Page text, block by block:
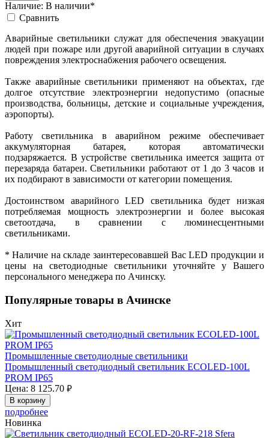
Наличие: В наличии*
Cравнить
Аварийные светильники служат для обеспечения эвакуации
людей при пожаре или другой аварийной ситуации в случаях
повреждения электроснабжения рабочего освещения.
Также аварийные светильники применяют на объектах, где
долгое отсутствие электроэнергии недопустимо (опасные
производства, больницы, детские и социальные учреждения,
аэропорты).
Работу светильника в аварийном режиме обеспечивает
аккумуляторная батарея, которая автоматически
подзаряжается. В устройстве светильника имеется защита от
перезаряда батареи. Светильники работают от 1 до 3 часов и
их подбирают в зависимости от категории помещения.
Достоинством аварийного LED светильника будет низкая
потребляемая мощность электроэнергии и более высокая
светоотдача, в сравнении с люминесцентными
светильниками.
* Наличие на складе заинтересовавшей Вас LED продукции и
цены на светодиодные светильники уточняйте у Вашего
персонального менеджера по Ачинску.
Популярные товары в Ачинске
Хит
Промышленные светодиодные светильники
Промышленный светодиодный светильник ECOLED-100L
PROM IP65
Цена: 8 125.70 руб.
В корзину
подробнее
Новинка